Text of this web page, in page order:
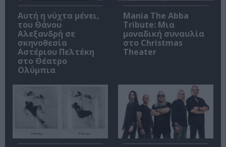
Αυτή η νύχτα μένει,
του Θάνου
Αλεξανδρή σε
σκηνοθεσία
Αστέριου Πελτέκη
στο Θέατρο
Ολύμπια
Mania The Abba
Tribute: Μια
μοναδική συναυλία
στο Christmas
Theater